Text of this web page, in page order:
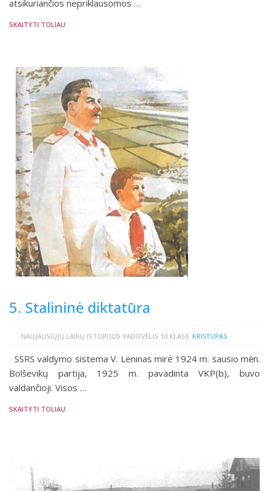
atsikuriančios nepriklausomos …
SKAITYTI TOLIAU
5. Stalininė diktatūra
NAUJAUSIŲJŲ LAIKŲ ISTORIJOS VADOVĖLIS 10 KLASĖ KRISTUPAS
SSRS valdymo sistema V. Leninas mirė 1924 m. sausio mėn.
Bolševikų partija, 1925 m. pavadinta VKP(b), buvo
valdančioji. Visos …
SKAITYTI TOLIAU